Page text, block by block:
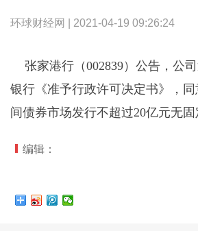
环球财经网 | 2021-04-19 09:26:24
张家港行（002839）公告，公
银行《准予行政许可决定书》，
间债券市场发行不超过20亿元无固
编辑：